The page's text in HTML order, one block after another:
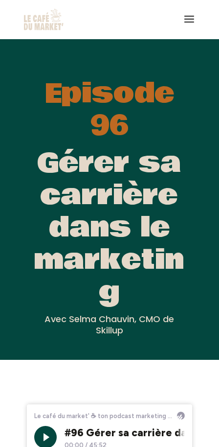
Episode
96
Gérer sa
carrière
dans le
marketin
g
Avec Selma Chauvin, CMO de
Skillup